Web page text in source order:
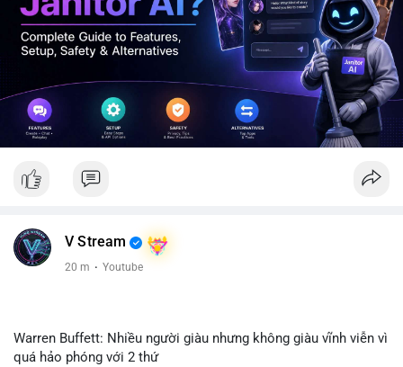
V Stream
20 m · Youtube
Warren Buffett: Nhiều người giàu nhưng không giàu vĩnh viễn vì
quá hảo phóng với 2 thứ